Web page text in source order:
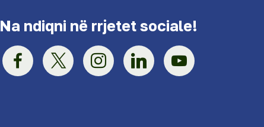
Na ndiqni në rrjetet sociale!